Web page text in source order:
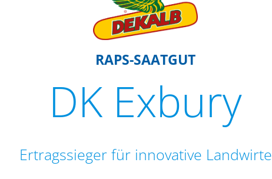
RAPS-SAATGUT
DK Exbury
Ertragssieger für innovative Landwirte